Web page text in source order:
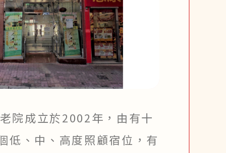
院成立於2002年，由有十
低、中、高度照顧宿位，有